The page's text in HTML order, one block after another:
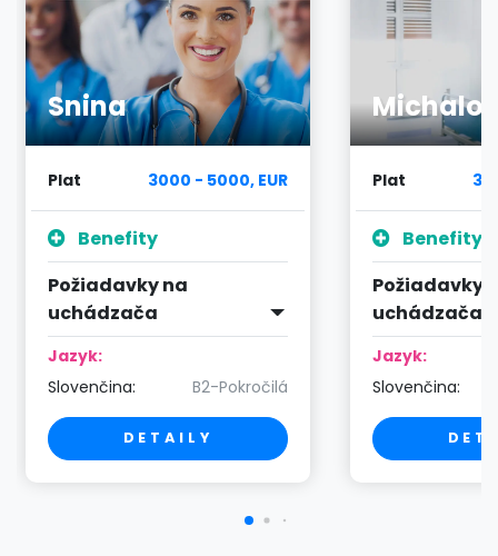
Snina
Plat 3000 - 5000, EUR
Benefity
Požiadavky na
uchádzača
Jazyk:
Slovenčina:
B2-Pokročilá
DETAILY
Plat
Benefity
Požiadavky
uchádzača
Jazyk:
Slovenčina: